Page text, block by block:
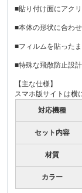
■貼り付け面にアク
■本体の形状に合わ
■フィルムを貼った
■特殊な飛散防止設
【主な仕様】
スマホ版サイトは横
対応機種
セット内容
材質
カラー